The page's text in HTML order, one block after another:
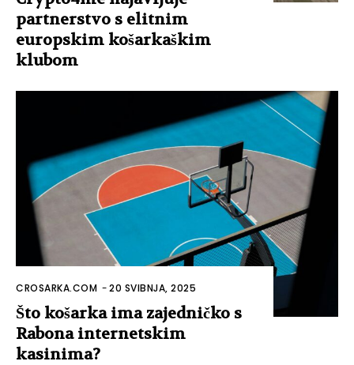
partnerstvo s elitnim
europskim košarkaškim
klubom
CROSARKA.COM -20 SVIBNJA, 2025
Što košarka ima zajedničko s
Rabona internetskim
kasinima?